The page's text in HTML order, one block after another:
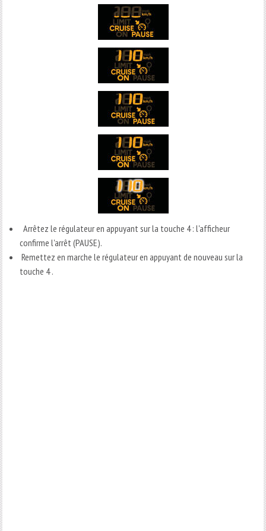
Arrêtez le régulateur en appuyant sur la touche 4 : l'afficheur
confirme l'arrêt (PAUSE).
Remettez en marche le régulateur en appuyant de nouveau sur la
touche 4 .